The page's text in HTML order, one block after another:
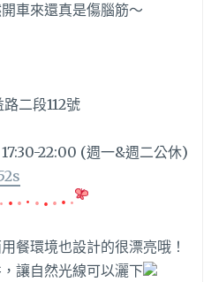
車來還真是傷腦筋～
二段112號
22:00 (週一&週二公休)
餐環境也設計的很漂亮哦！
讓自然光線可以灑下